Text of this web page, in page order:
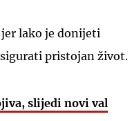
jer lako je donijeti
pristojan život.
slijedi novi val